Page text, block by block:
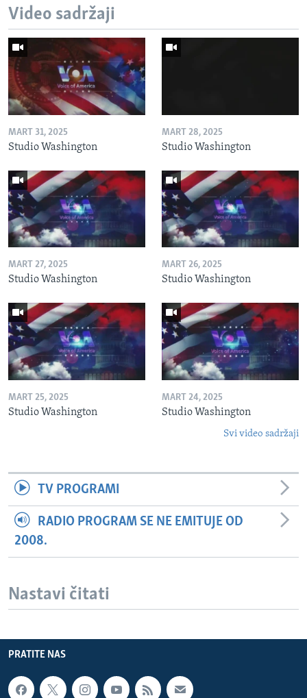
Video sadržaji
MART 31, 2025
Studio Washington
MART 28, 2025
Studio Washington
MART 27, 2025
Studio Washington
MART 26, 2025
Studio Washington
MART 25, 2025
Studio Washington
MART 24, 2025
Studio Washington
Svi video sadržaji
TV PROGRAMI
RADIO PROGRAM SE NE EMITUJE OD
2008.
Nastavi čitati
PRATITE NAS